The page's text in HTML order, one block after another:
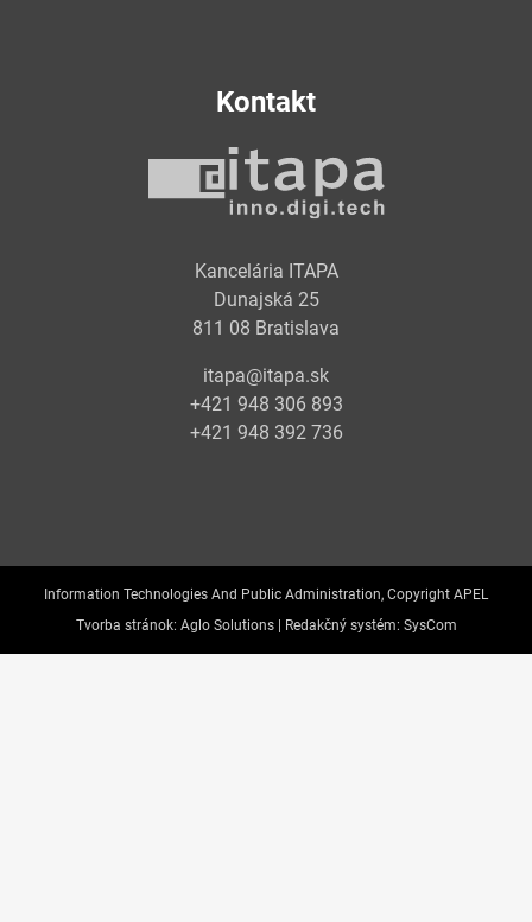
Kontakt
Kancelária ITAPA
Dunajská 25
811 08 Bratislava
itapa@itapa.sk
+421 948 306 893
+421 948 392 736
Information Technologies And Public Administration, Copyright APEL
Tvorba stránok: Aglo Solutions | Redakčný systém: SysCom